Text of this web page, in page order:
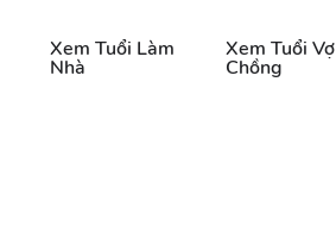
Xem Tuổi Làm
Nhà
Xem Tuổi Vợ
Chồng